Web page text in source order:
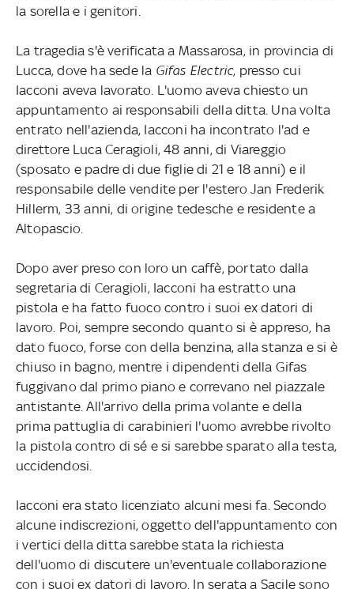
la sorella e i genitori.
La tragedia s'è verificata a Massarosa, in provincia di
Lucca, dove ha sede la Gifas Electric, presso cui
Iacconi aveva lavorato. L'uomo aveva chiesto un
appuntamento ai responsabili della ditta. Una volta
entrato nell'azienda, Iacconi ha incontrato l'ad e
direttore Luca Ceragioli, 48 anni, di Viareggio
(sposato e padre di due figlie di 21 e 18 anni) e il
responsabile delle vendite per l'estero Jan Frederik
Hillerm, 33 anni, di origine tedesche e residente a
Altopascio.
Dopo aver preso con loro un caffè, portato dalla
segretaria di Ceragioli, Iacconi ha estratto una
pistola e ha fatto fuoco contro i suoi ex datori di
lavoro. Poi, sempre secondo quanto si è appreso, ha
dato fuoco, forse con della benzina, alla stanza e si è
chiuso in bagno, mentre i dipendenti della Gifas
fuggivano dal primo piano e correvano nel piazzale
antistante. All'arrivo della prima volante e della
prima pattuglia di carabinieri l'uomo avrebbe rivolto
la pistola contro di sé e si sarebbe sparato alla testa,
uccidendosi.
Iacconi era stato licenziato alcuni mesi fa. Secondo
alcune indiscrezioni, oggetto dell'appuntamento con
i vertici della ditta sarebbe stata la richiesta
dell'uomo di discutere un'eventuale collaborazione
con i suoi ex datori di lavoro. In serata a Sacile sono